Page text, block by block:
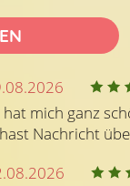
ich
den
kein
mich ganz
Nachricht